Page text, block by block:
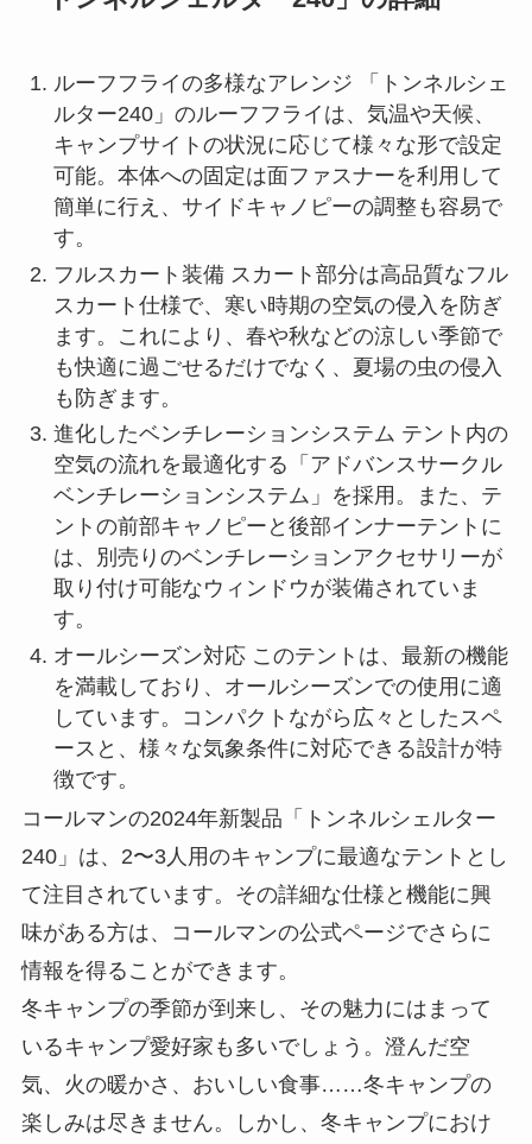
ルーフフライの多様なアレンジ 「トンネルシェ
ルター240」のルーフフライは、気温や天候、
キャンプサイトの状況に応じて様々な形で設定
可能。本体への固定は面ファスナーを利用して
簡単に行え、サイドキャノピーの調整も容易で
す。
フルスカート装備 スカート部分は高品質なフル
スカート仕様で、寒い時期の空気の侵入を防ぎ
ます。これにより、春や秋などの涼しい季節で
も快適に過ごせるだけでなく、夏場の虫の侵入
も防ぎます。
進化したベンチレーションシステム テント内の
空気の流れを最適化する「アドバンスサークル
ベンチレーションシステム」を採用。また、テ
ントの前部キャノピーと後部インナーテントに
は、別売りのベンチレーションアクセサリーが
取り付け可能なウィンドウが装備されていま
す。
オールシーズン対応 このテントは、最新の機能
を満載しており、オールシーズンでの使用に適
しています。コンパクトながら広々としたスペ
ースと、様々な気象条件に対応できる設計が特
徴です。
コールマンの2024年新製品「トンネルシェルター
240」は、2〜3人用のキャンプに最適なテントとし
て注目されています。その詳細な仕様と機能に興
味がある方は、コールマンの公式ページでさらに
情報を得ることができます。
冬キャンプの季節が到来し、その魅力にはまって
いるキャンプ愛好家も多いでしょう。澄んだ空
気、火の暖かさ、おいしい食事……冬キャンプの
楽しみは尽きません。しかし、冬キャンプにおけ